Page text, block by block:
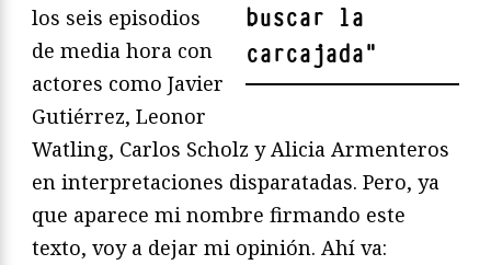
buscar la
carcajada"
los seis episodios
de media hora con
actores como Javier
Gutiérrez, Leonor
Watling, Carlos Scholz y Alicia Armenteros
en interpretaciones disparatadas. Pero, ya
que aparece mi nombre firmando este
texto, voy a dejar mi opinión. Ahí va: